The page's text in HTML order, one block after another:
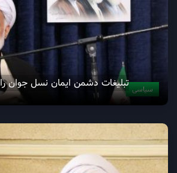
سیاسی تبلیغات دشمن ایمان نسل جوان